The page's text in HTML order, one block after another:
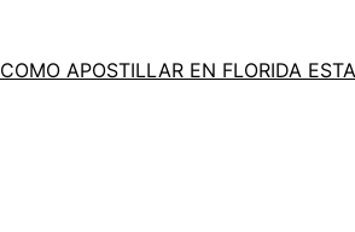
COMO APOSTILLAR EN FLORIDA